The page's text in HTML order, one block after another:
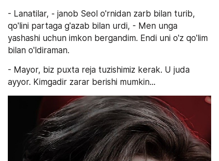
- Lanatilar, - janob Seol o'rnidan zarb bilan turib,
qo'lini partaga g'azab bilan urdi, - Men unga
yashashi uchun imkon bergandim. Endi uni o'z qo'lim
bilan o'ldiraman.
- Mayor, biz puxta reja tuzishimiz kerak. U juda
ayyor. Kimgadir zarar berishi mumkin...